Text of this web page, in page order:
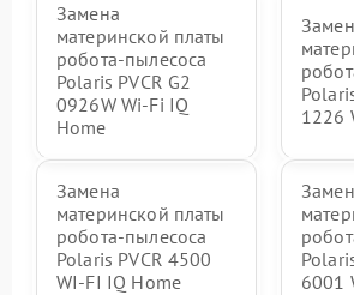
Замена
материнской платы
робота-пылесоса
Polaris PVCR G2
0926W Wi-Fi IQ
Home
1226
Замена
материнской платы
робота-пылесоса
Polaris PVCR 4500
WI-FI IQ Home
6001